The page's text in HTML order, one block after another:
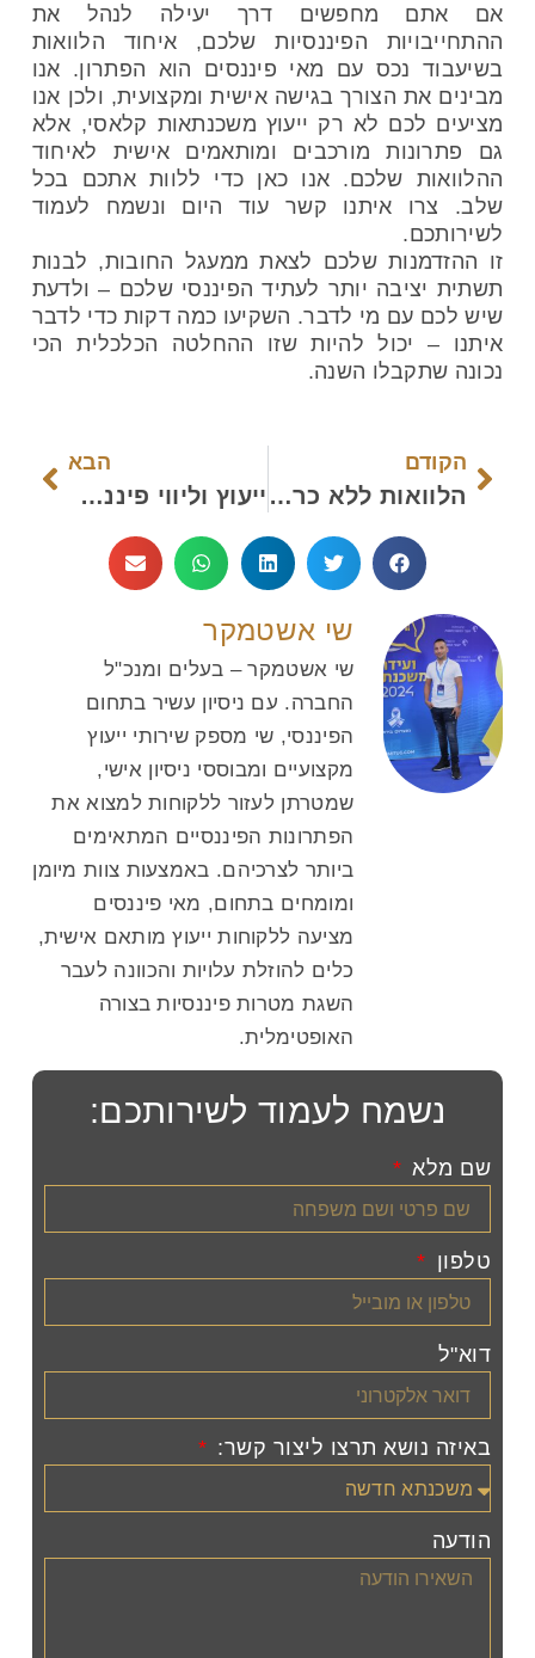
אם אתם מחפשים דרך יעילה לנהל את
ההתחייבויות הפיננסיות שלכם, איחוד הלוואות
בשיעבוד נכס עם מאי פיננסים הוא הפתרון. אנו
מבינים את הצורך בגישה אישית ומקצועית, ולכן אנו
מציעים לכם לא רק ייעוץ משכנתאות קלאסי, אלא
גם פתרונות מורכבים ומותאמים אישית לאיחוד
ההלוואות שלכם. אנו כאן כדי ללוות אתכם בכל
שלב. צרו איתנו קשר עוד היום ונשמח לעמוד
לשירותכם.
זו ההזדמנות שלכם לצאת ממעגל החובות, לבנות
תשתית יציבה יותר לעתיד הפיננסי שלכם – ולדעת
שיש לכם עם מי לדבר. השקיעו כמה דקות כדי לדבר
איתנו – יכול להיות שזו ההחלטה הכלכלית הכי
נכונה שתקבלו השנה.
הקודם
הלוואות ללא כרטיס אשראי
הבא
ייעוץ וליווי פיננסי לעסקים
שי אשטמקר
שי אשטמקר – בעלים ומנכ"ל
החברה. עם ניסיון עשיר בתחום
הפיננסי, שי מספק שירותי ייעוץ
מקצועיים ומבוססי ניסיון אישי,
שמטרתן לעזור ללקוחות למצוא את
הפתרונות הפיננסיים המתאימים
ביותר לצרכיהם. באמצעות צוות מיומן
ומומחים בתחום, מאי פיננסים
מציעה ללקוחות ייעוץ מותאם אישית,
כלים להוזלת עלויות והכוונה לעבר
השגת מטרות פיננסיות בצורה
האופטימלית.
נשמח לעמוד לשירותכם:
שם מלא
טלפון
דוא"ל
באיזה נושא תרצו ליצור קשר:
הודעה